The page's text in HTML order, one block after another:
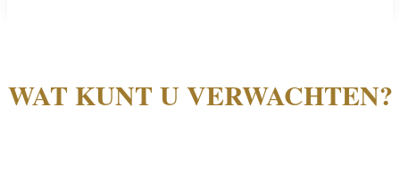
WAT KUNT U VERWACHTEN?